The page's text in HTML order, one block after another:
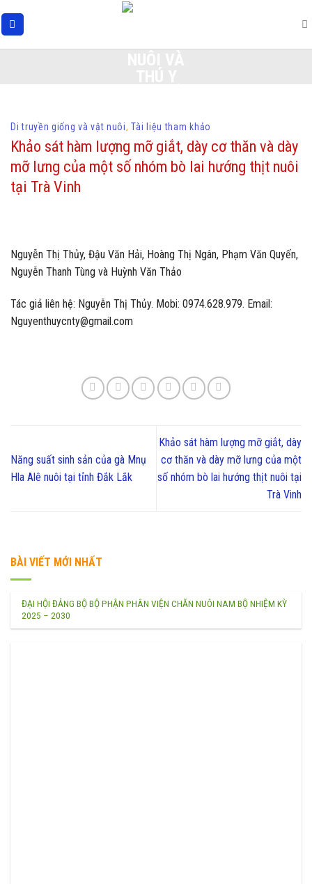
Di truyền giống và vật nuôi,Tài liệu tham khảo
Khảo sát hàm lượng mỡ giắt, dày cơ thăn và dày
mỡ lưng của một số nhóm bò lai hướng thịt nuôi
tại Trà Vinh
Nguyễn Thị Thủy, Đậu Văn Hải, Hoàng Thị Ngân, Phạm Văn Quyến,
Nguyễn Thanh Tùng và Huỳnh Văn Thảo
Tác giả liên hệ: Nguyễn Thị Thủy. Mobi: 0974.628.979. Email:
Nguyenthuycnty@gmail.com
Năng suất sinh sản của gà Mnụ
Hla Alê nuôi tại tỉnh Đắk Lắk
Khảo sát hàm lượng mỡ giắt, dày
cơ thăn và dày mỡ lưng của một
số nhóm bò lai hướng thịt nuôi tại
Trà Vinh
BÀI VIẾT MỚI NHẤT
ĐẠI HỘI ĐẢNG BỘ BỘ PHẬN PHÂN VIỆN CHĂN NUÔI NAM BỘ NHIỆM KỲ
2025 – 2030